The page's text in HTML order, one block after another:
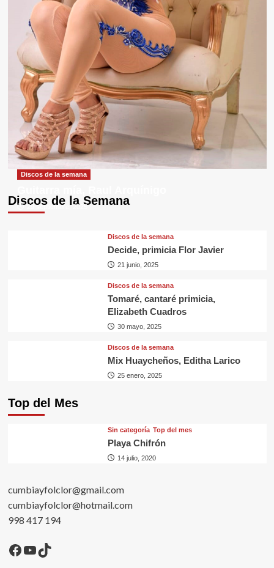
Discos de la Semana
Discos de la semana
29 septiembre, 2025
Discos de la semana
Decide, primicia Flor Javier
21 junio, 2025
Discos de la semana
Tomaré, cantaré primicia,
Elizabeth Cuadros
30 mayo, 2025
Discos de la semana
Mix Huaycheños, Editha Larico
25 enero, 2025
Top del Mes
Sin categorí­a Top del mes
Playa Chifrón
14 julio, 2020
cumbiayfolclor@gmail.com
cumbiayfolclor@hotmail.com
998 417 194
Facebook
YouTube
TikTok